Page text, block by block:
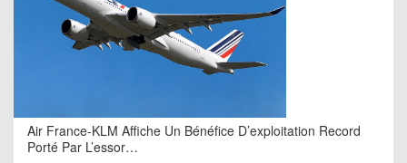
Air France-KLM Affiche Un Bénéfice D’exploitation Record
Porté Par L’essor…